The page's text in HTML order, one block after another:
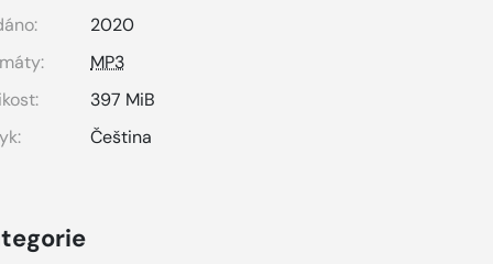
2020
MP3
397 MiB
Čeština